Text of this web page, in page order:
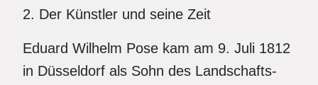
2. Der Künstler und seine Zeit
Eduard Wilhelm Pose kam am 9. Juli 1812
in Düsseldorf als Sohn des Landschafts-